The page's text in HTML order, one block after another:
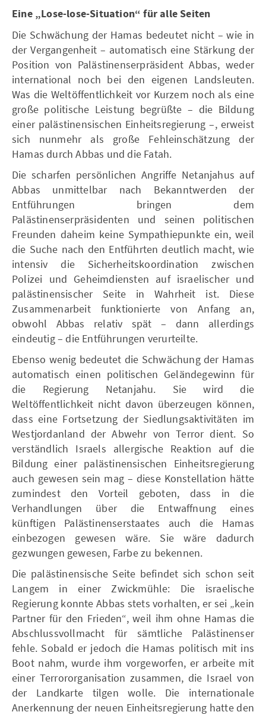
Eine „Lose-lose-Situation“ für alle Seiten
Die Schwächung der Hamas bedeutet nicht – wie in
der Vergangenheit – automatisch eine Stärkung der
Position von Palästinenserpräsident Abbas, weder
international noch bei den eigenen Landsleuten.
Was die Weltöffentlichkeit vor Kurzem noch als eine
große politische Leistung begrüßte – die Bildung
einer palästinensischen Einheitsregierung –, erweist
sich nunmehr als große Fehleinschätzung der
Hamas durch Abbas und die Fatah.
Die scharfen persönlichen Angriffe Netanjahus auf
Abbas unmittelbar nach Bekanntwerden der
Entführungen bringen dem
Palästinenserpräsidenten und seinen politischen
Freunden daheim keine Sympathiepunkte ein, weil
die Suche nach den Entführten deutlich macht, wie
intensiv die Sicherheitskoordination zwischen
Polizei und Geheimdiensten auf israelischer und
palästinensischer Seite in Wahrheit ist. Diese
Zusammenarbeit funktionierte von Anfang an,
obwohl Abbas relativ spät – dann allerdings
eindeutig – die Entführungen verurteilte.
Ebenso wenig bedeutet die Schwächung der Hamas
automatisch einen politischen Geländegewinn für
die Regierung Netanjahu. Sie wird die
Weltöffentlichkeit nicht davon überzeugen können,
dass eine Fortsetzung der Siedlungsaktivitäten im
Westjordanland der Abwehr von Terror dient. So
verständlich Israels allergische Reaktion auf die
Bildung einer palästinensischen Einheitsregierung
auch gewesen sein mag – diese Konstellation hätte
zumindest den Vorteil geboten, dass in die
Verhandlungen über die Entwaffnung eines
künftigen Palästinenserstaates auch die Hamas
einbezogen gewesen wäre. Sie wäre dadurch
gezwungen gewesen, Farbe zu bekennen.
Die palästinensische Seite befindet sich schon seit
Langem in einer Zwickmühle: Die israelische
Regierung konnte Abbas stets vorhalten, er sei „kein
Partner für den Frieden“, weil ihm ohne Hamas die
Abschlussvollmacht für sämtliche Palästinenser
fehle. Sobald er jedoch die Hamas politisch mit ins
Boot nahm, wurde ihm vorgeworfen, er arbeite mit
einer Terrororganisation zusammen, die Israel von
der Landkarte tilgen wolle. Die internationale
Anerkennung der neuen Einheitsregierung hatte den